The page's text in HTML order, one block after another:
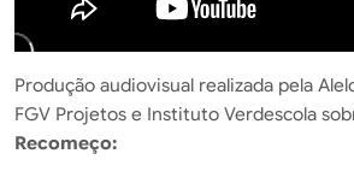
Produção audiovisual realizada pela
FGV Projetos e Instituto Verdescola
Recomeço: